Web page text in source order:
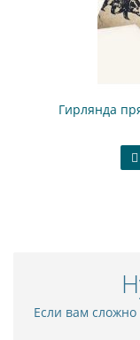
Гирлянда
Если вам